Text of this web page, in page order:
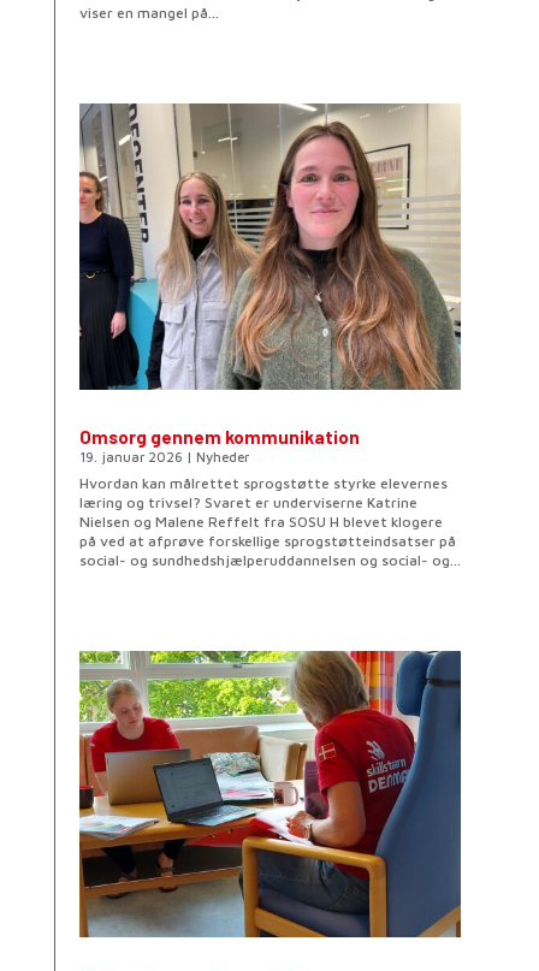
viser en mangel på...
Omsorg gennem kommunikation
19. januar 2026 | Nyheder
Hvordan kan målrettet sprogstøtte styrke elevernes
læring og trivsel? Svaret er underviserne Katrine
Nielsen og Malene Reffelt fra SOSU H blevet klogere
på ved at afprøve forskellige sprogstøtteindsatser på
social- og sundhedshjælperuddannelsen og social- og...